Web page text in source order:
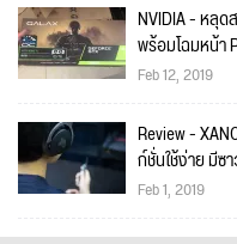
NVIDIA - หลุด
พร้อมโฉมหน้า
Feb 12, 2019
Review -
ก์ชั่นใช้ง่าย มีซ
Feb 1, 2019